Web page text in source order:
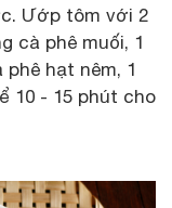
Ướp tôm với 2
cà phê muối, 1
hạt nêm, 1
10 - 15 phút cho